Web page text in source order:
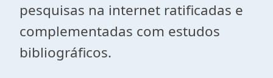
pesquisas na internet ratificadas e
complementadas com estudos
bibliográficos.